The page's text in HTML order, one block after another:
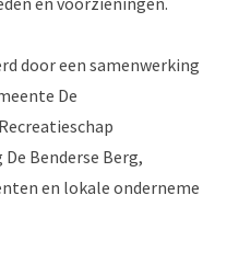
door een samenwerking
De
Benderse Berg,
en lokale onderneme